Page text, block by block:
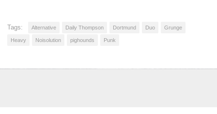
Tags: Alternative Daily Thompson Dortmund Duo Grunge
Heavy Noisolution pighounds Punk